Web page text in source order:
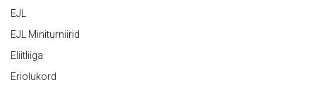
EJL
EJL Miniturniirid
Eliitliiga
Eriolukord